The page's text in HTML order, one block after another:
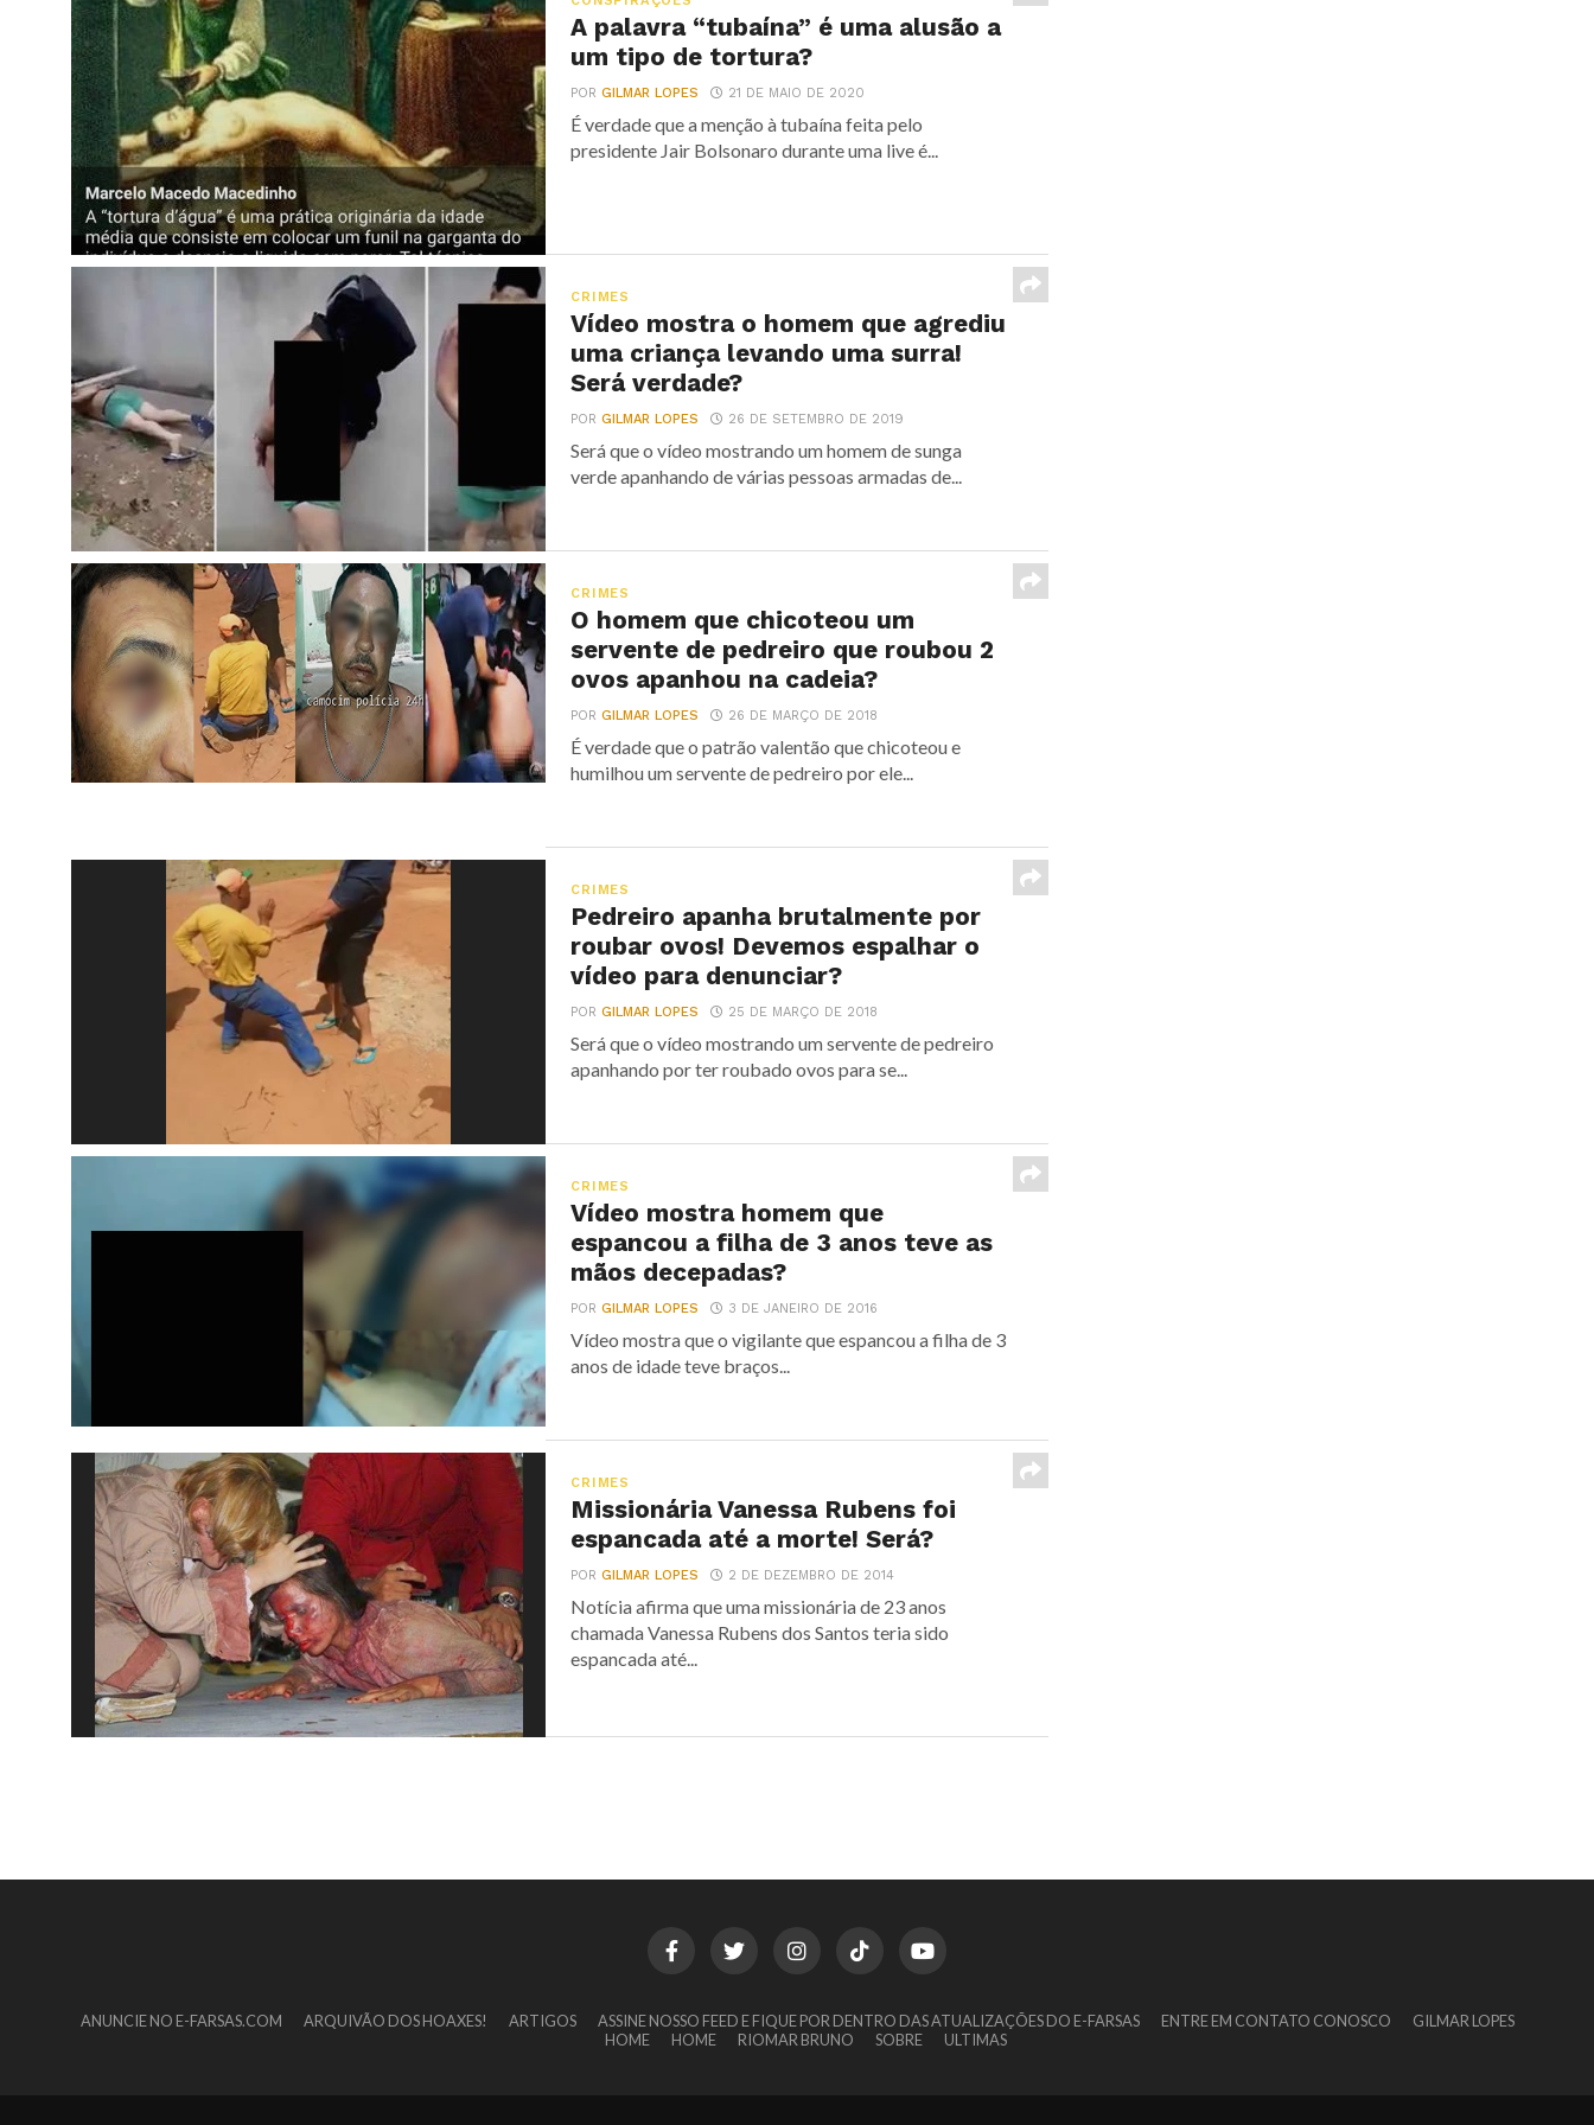
A palavra “tubaína” é uma alusão a
um tipo de tortura?
PORGILMAR LOPES 21 DE MAIO DE 2020
É verdade que a menção à tubaína feita pelo
presidente Jair Bolsonaro durante uma live é...
CRIMES
Vídeo mostra o homem que agrediu
uma criança levando uma surra!
Será verdade?
PORGILMAR LOPES 26 DE SETEMBRO DE 2019
Será que o vídeo mostrando um homem de sunga
verde apanhando de várias pessoas armadas de...
CRIMES
O homem que chicoteou um
servente de pedreiro que roubou 2
ovos apanhou na cadeia?
PORGILMAR LOPES 26 DE MARÇO DE 2018
É verdade que o patrão valentão que chicoteou e
humilhou um servente de pedreiro por ele...
CRIMES
Pedreiro apanha brutalmente por
roubar ovos! Devemos espalhar o
vídeo para denunciar?
PORGILMAR LOPES 25 DE MARÇO DE 2018
Será que o vídeo mostrando um servente de pedreiro
apanhando por ter roubado ovos para se...
CRIMES
Vídeo mostra homem que
espancou a filha de 3 anos teve as
mãos decepadas?
PORGILMAR LOPES 3 DE JANEIRO DE 2016
Vídeo mostra que o vigilante que espancou a filha de 3
anos de idade teve braços...
CRIMES
Missionária Vanessa Rubens foi
espancada até a morte! Será?
PORGILMAR LOPES 2 DE DEZEMBRO DE 2014
Notícia afirma que uma missionária de 23 anos
chamada Vanessa Rubens dos Santos teria sido
espancada até...
ANUNCIE NO E-FARSAS.COM ARQUIVÃO DOS HOAXES! ARTIGOS ASSINE NOSSO FEED E FIQUE POR DENTRO DAS ATUALIZAÇÕES DO E-FARSAS ENTRE EM CONTATO CONOSCO
GILMAR LOPES
HOME
HOME RIOMAR BRUNO SOBRE ULTIMAS